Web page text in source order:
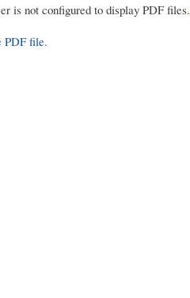
is not configured to display PDF files.
PDF file.